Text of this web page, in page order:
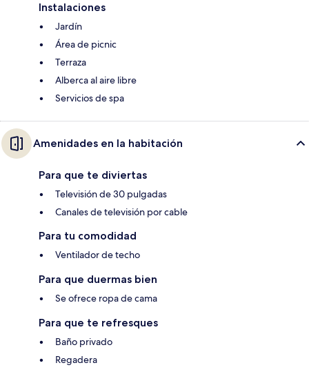
Instalaciones
Jardín
Área de picnic
Terraza
Alberca al aire libre
Servicios de spa
Amenidades en la habitación
Para que te diviertas
Televisión de 30 pulgadas
Canales de televisión por cable
Para tu comodidad
Ventilador de techo
Para que duermas bien
Se ofrece ropa de cama
Para que te refresques
Baño privado
Regadera